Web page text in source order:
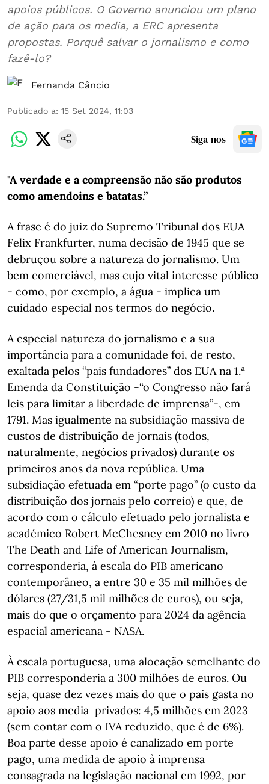
apoios públicos. O Governo anunciou um plano
de ação para os media, a ERC apresenta
propostas. Porquê salvar o jornalismo e como
fazê-lo?
Fernanda Câncio
Publicado a: 15 Set 2024, 11:03
Siga-nos
"A verdade e a compreensão não são produtos
como amendoins e batatas.”
A frase é do juiz do Supremo Tribunal dos EUA
Felix Frankfurter, numa decisão de 1945 que se
debruçou sobre a natureza do jornalismo. Um
bem comerciável, mas cujo vital interesse público
- como, por exemplo, a água - implica um
cuidado especial nos termos do negócio.
A especial natureza do jornalismo e a sua
importância para a comunidade foi, de resto,
exaltada pelos “pais fundadores” dos EUA na 1.ª
Emenda da Constituição -“o Congresso não fará
leis para limitar a liberdade de imprensa”-, em
1791. Mas igualmente na subsidiação massiva de
custos de distribuição de jornais (todos,
naturalmente, negócios privados) durante os
primeiros anos da nova república. Uma
subsidiação efetuada em “porte pago” (o custo da
distribuição dos jornais pelo correio) e que, de
acordo com o cálculo efetuado pelo jornalista e
académico Robert McChesney em 2010 no livro
The Death and Life of American Journalism,
corresponderia, à escala do PIB americano
contemporâneo, a entre 30 e 35 mil milhões de
dólares (27/31,5 mil milhões de euros), ou seja,
mais do que o orçamento para 2024 da agência
espacial americana - NASA.
À escala portuguesa, uma alocação semelhante do
PIB corresponderia a 300 milhões de euros. Ou
seja, quase dez vezes mais do que o país gasta no
apoio aos media privados: 4,5 milhões em 2023
(sem contar com o IVA reduzido, que é de 6%).
Boa parte desse apoio é canalizado em porte
pago, uma medida de apoio à imprensa
consagrada na legislação nacional em 1992, por